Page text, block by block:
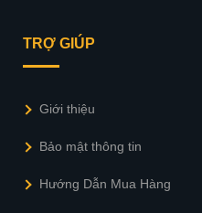
TRỢ GIÚP
Giới thiệu
Bảo mật thông tin
Hướng Dẫn Mua Hàng